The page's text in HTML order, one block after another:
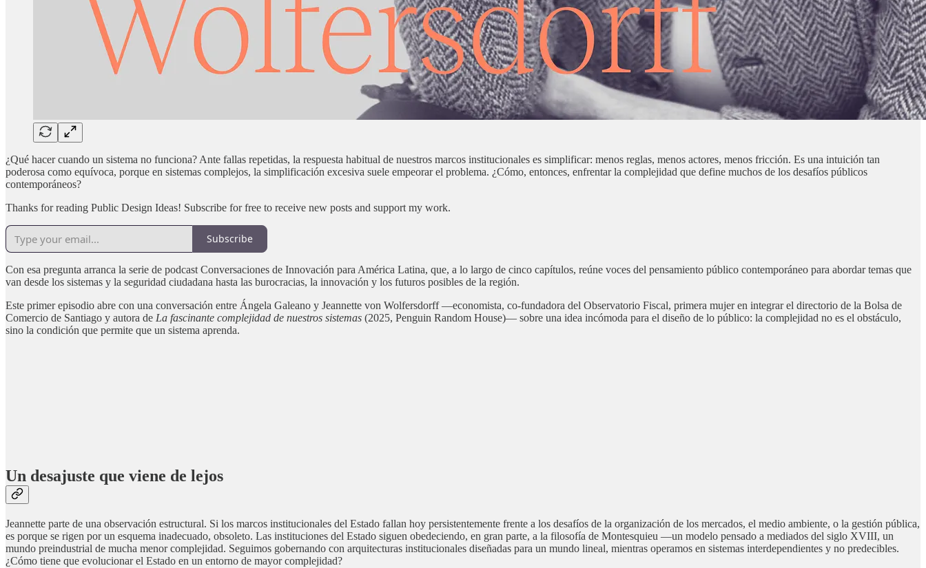
¿Qué hacer cuando un sistema no funciona? Ante fallas repetidas, la respuesta habitual de nuestros marcos institucionales es simplificar: menos reglas, menos actores, menos fricción. Es una intuición tan
poderosa como equívoca, porque en sistemas complejos, la simplificación excesiva suele empeorar el problema. ¿Cómo, entonces, enfrentar la complejidad que define muchos de los desafíos públicos
contemporáneos?
Thanks for reading Public Design Ideas! Subscribe for free to receive new posts and support my work.
Subscribe
Con esa pregunta arranca la serie de podcast Conversaciones de Innovación para América Latina, que, a lo largo de cinco capítulos, reúne voces del pensamiento público contemporáneo para abordar temas que
van desde los sistemas y la seguridad ciudadana hasta las burocracias, la innovación y los futuros posibles de la región.
Este primer episodio abre con una conversación entre Ángela Galeano y Jeannette von Wolfersdorff —economista, co-fundadora del Observatorio Fiscal, primera mujer en integrar el directorio de la Bolsa de
Comercio de Santiago y autora de La fascinante complejidad de nuestros sistemas (2025, Penguin Random House)— sobre una idea incómoda para el diseño de lo público: la complejidad no es el obstáculo,
sino la condición que permite que un sistema aprenda.
Un desajuste que viene de lejos
Jeannette parte de una observación estructural. Si los marcos institucionales del Estado fallan hoy persistentemente frente a los desafíos de la organización de los mercados, el medio ambiente, o la gestión pública,
es porque se rigen por un esquema inadecuado, obsoleto. Las instituciones del Estado siguen obedeciendo, en gran parte, a la filosofía de Montesquieu —un modelo pensado a mediados del siglo XVIII, un
mundo preindustrial de mucha menor complejidad. Seguimos gobernando con arquitecturas institucionales diseñadas para un mundo lineal, mientras operamos en sistemas interdependientes y no predecibles.
¿Cómo tiene que evolucionar el Estado en un entorno de mayor complejidad?